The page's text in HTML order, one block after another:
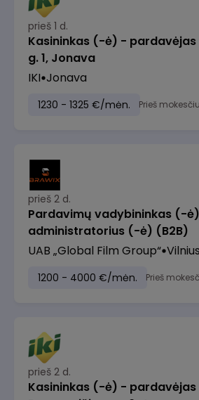
prieš 1 d.
Kasininkas (-ė) -
g. 1, Jonava
IKI Jonava
1230 - 1325 €/mėn. Prieš
prieš 2 d.
Pardavimų vadybininkas (-
administratorius (-ė) (B2B)
UAB „Global Film Group“ Vilnius
1200 - 4000 €/mėn. Prieš
prieš 2 d.
Kasininkas (-ė) -